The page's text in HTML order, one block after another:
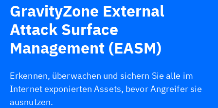
GravityZone External
Attack Surface
Management (EASM)
Erkennen, überwachen und sichern Sie alle im
Internet exponierten Assets, bevor Angreifer sie
ausnutzen.